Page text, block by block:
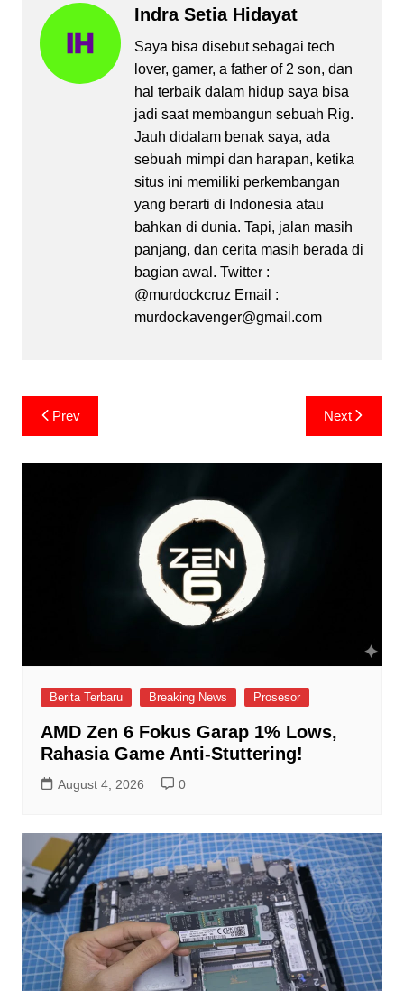
Indra Setia Hidayat
Saya bisa disebut sebagai tech
lover, gamer, a father of 2 son, dan
hal terbaik dalam hidup saya bisa
jadi saat membangun sebuah Rig.
Jauh didalam benak saya, ada
sebuah mimpi dan harapan, ketika
situs ini memiliki perkembangan
yang berarti di Indonesia atau
bahkan di dunia. Tapi, jalan masih
panjang, dan cerita masih berada di
bagian awal. Twitter :
@murdockcruz Email :
murdockavenger@gmail.com
Post
navigation
Prev Next
Berita Terbaru Breaking News Prosesor
AMD Zen 6 Fokus Garap 1% Lows,
Rahasia Game Anti-Stuttering!
August 4, 2026 0